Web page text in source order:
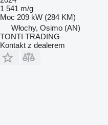
1 541 m/g
Moc 209 kW (284 KM)
Włochy, Osimo (AN)
TONTI TRADING
Kontakt z dealerem